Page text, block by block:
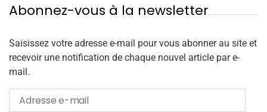
Abonnez-vous à la newsletter
Saisissez votre adresse e-mail pour vous abonner au site et
recevoir une notification de chaque nouvel article par e-
mail.